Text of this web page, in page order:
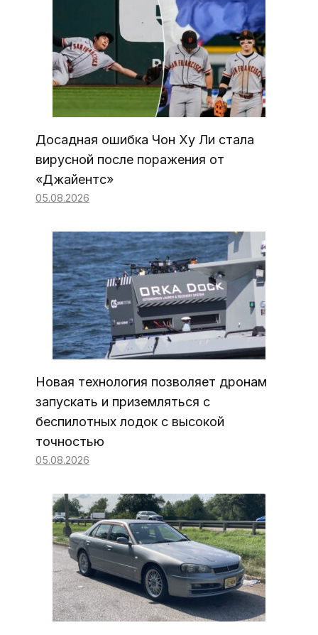
Досадная ошибка Чон Ху Ли стала
вирусной после поражения от
«Джайентс»
05.08.2026
Новая технология позволяет дронам
запускать и приземляться с
беспилотных лодок с высокой
точностью
05.08.2026